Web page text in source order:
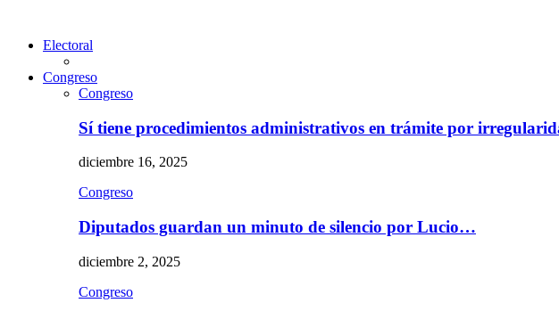
Electoral
Congreso
Congreso
Sí tiene procedimientos administrativos en trámite por
diciembre 16, 2025
Congreso
Diputados guardan un minuto de silencio por Lucio…
diciembre 2, 2025
Congreso